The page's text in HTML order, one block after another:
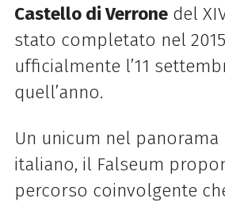
Castello di Verronedel
stato completato nel
ufficialmente l’11
quell’anno.
Un unicum nel panorama
italiano, il Falseum
percorso coinvolgente